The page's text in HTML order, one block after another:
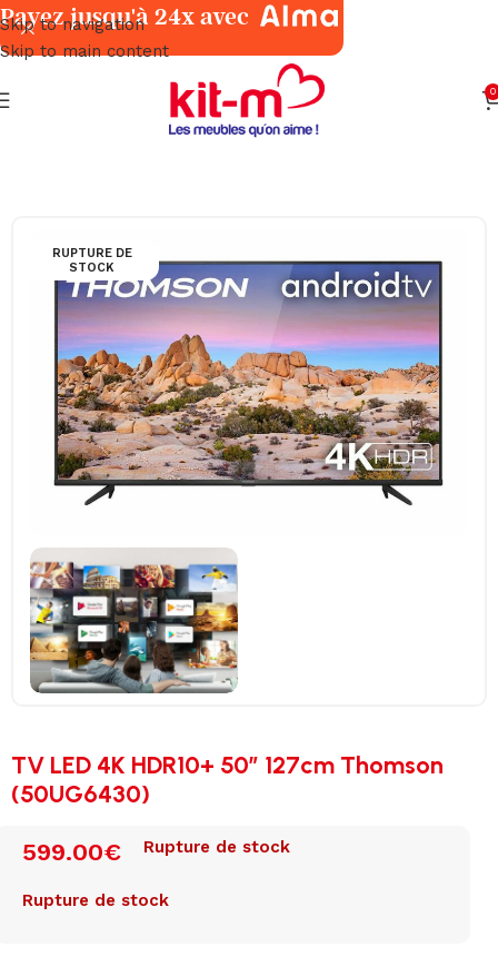
Skip to navigation
Skip to main content
0
TV & Multimédia Téléviseurs & Vidéo-Projecteurs
RUPTURE DE
STOCK
TV LED 4K HDR10+ 50″ 127cm Thomson
(50UG6430)
599.00€ Rupture de stock
Rupture de stock
Payez jusqu'à 24x avec